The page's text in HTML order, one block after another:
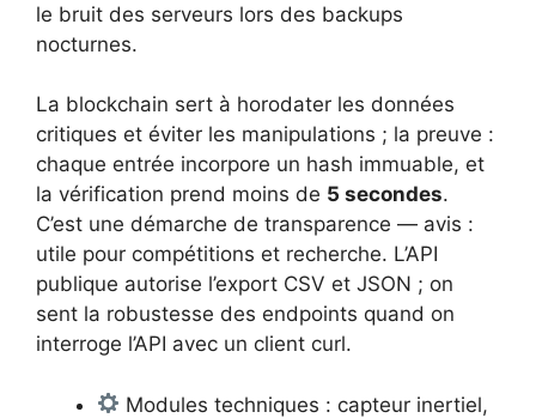
le bruit des serveurs lors des backups
nocturnes.
La blockchain sert à horodater les données
critiques et éviter les manipulations ; la preuve :
chaque entrée incorpore un hash immuable, et
la vérification prend moins de 5 secondes.
C’est une démarche de transparence — avis :
utile pour compétitions et recherche. L’API
publique autorise l’export CSV et JSON ; on
sent la robustesse des endpoints quand on
interroge l’API avec un client curl.
Modules techniques : capteur inertiel,